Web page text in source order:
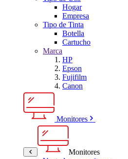
Hogar
Empresa
Tipo de Tinta
Botella
Cartucho
Marca
HP
Epson
Fujifilm
Canon
Monitores
Monitores